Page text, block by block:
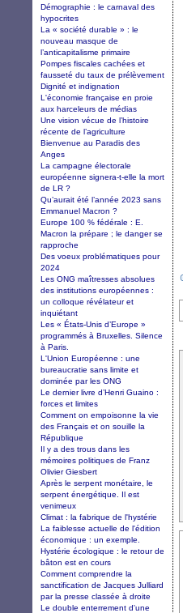
Démographie : le carnaval des
hypocrites
La « société durable » : le
nouveau masque de
l’anticapitalisme primaire
Pompes fiscales cachées et
fausseté du taux de prélèvement
Dignité et indignation
L'économie française en proie
aux harceleurs de médias
Une vision vécue de l’histoire
récente de l’agriculture
Bienvenue au Paradis des
Anges
La campagne électorale
européenne signera-t-elle la mort
de LR ?
Qu’aurait été l’année 2023 sans
Emmanuel Macron ?
Europe 100 % fédérale : E.
Macron la prépare ; le danger se
rapproche
Des voeux problématiques pour
2024
Les ONG maîtresses absolues
des institutions européennes :
un colloque révélateur et
inquiétant
Les « États-Unis d’Europe »
programmés à Bruxelles. Silence
à Paris.
L'Union Européenne : une
bureaucratie sans limite et
dominée par les ONG
Le dernier livre d’Henri Guaino :
forces et limites
Comment on empoisonne la vie
des Français et on souille la
République
Il y a des trous dans les
mémoires politiques de Franz
Olivier Giesbert
Après le serpent monétaire, le
serpent énergétique. Il est
venimeux
Climat : la fabrique de l'hystérie
La faiblesse actuelle de l'édition
économique : un exemple.
Hystérie écologique : le retour de
bâton est en cours
Comment comprendre la
sanctification de Jacques Julliard
par la presse classée à droite
Le double enterrement d'une